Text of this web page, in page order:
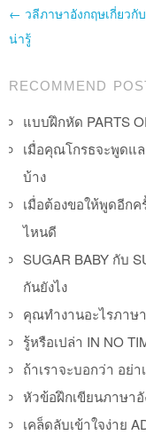
Post
← วลีภาษาอังกฤษเกี่ยวกั
น่ารู้
RECOMMEND
แบบฝึกหัด PARTS
เมื่อคุณโกรธจะพูดแ
บ้าง
เมื่อต้องขอให้พูดอีก
ไหนดี
SUGAR BABY กับ
กันยังไง
คุณทำงานอะไรภาษ
รู้หรือเปล่า IN NO
ถ้าเราจะบอกว่า อย่
หัวข้อฝึกเขียนภาษา
เคล็ดลับเข้าใจง่าย